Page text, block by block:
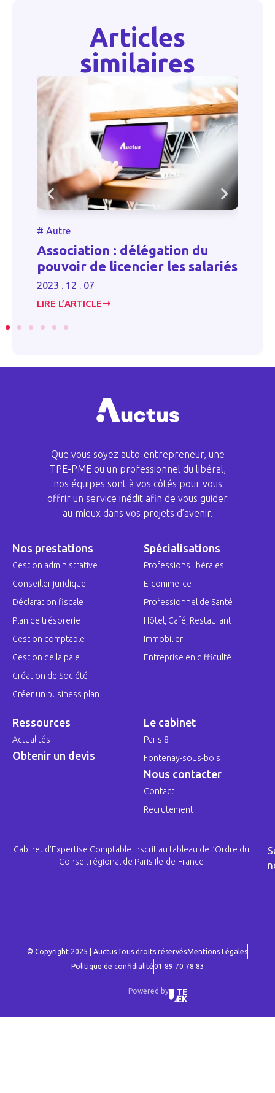
Articles
similaires
# Autre
Association : délégation du
pouvoir de licencier les salariés
2023 . 12 . 07
LIRE L’ARTICLE
Que vous soyez auto-entrepreneur, une
TPE-PME ou un professionnel du libéral,
nos équipes sont à vos côtés pour vous
offrir un service inédit afin de vous guider
au mieux dans vos projets d’avenir.
Nos prestations
Gestion administrative
Conseiller juridique
Déclaration fiscale
Plan de trésorerie
Gestion comptable
Gestion de la paie
Création de Société
Créer un business plan
Spécialisations
Professions libérales
E-commerce
Professionnel de Santé
Hôtel, Café, Restaurant
Immobilier
Entreprise en difficulté
Ressources
Actualités
Obtenir un devis
Le cabinet
Paris 8
Fontenay-sous-bois
Nous contacter
Contact
Recrutement
Cabinet d’Expertise Comptable inscrit au tableau de l’Ordre du
Conseil régional de Paris Ile-de-France
© Copyright 2025 | AuctusTous droits réservésMentions Légales
Politique de confidialité01 89 70 78 83
Powered by